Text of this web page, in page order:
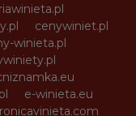
cenywiniet.pl
winieta.pl
e-winieta.eu